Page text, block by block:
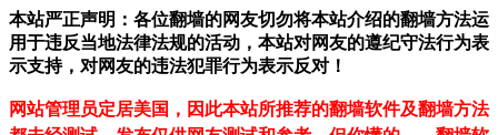
本站严正声明：各位翻墙的网友切勿将本站介绍的翻墙方法运
用于违反当地法律法规的活动，本站对网友的遵纪守法行为表
示支持，对网友的违法犯罪行为表示反对！
网站管理员定居美国，因此本站所推荐的翻墙软件及翻墙方法